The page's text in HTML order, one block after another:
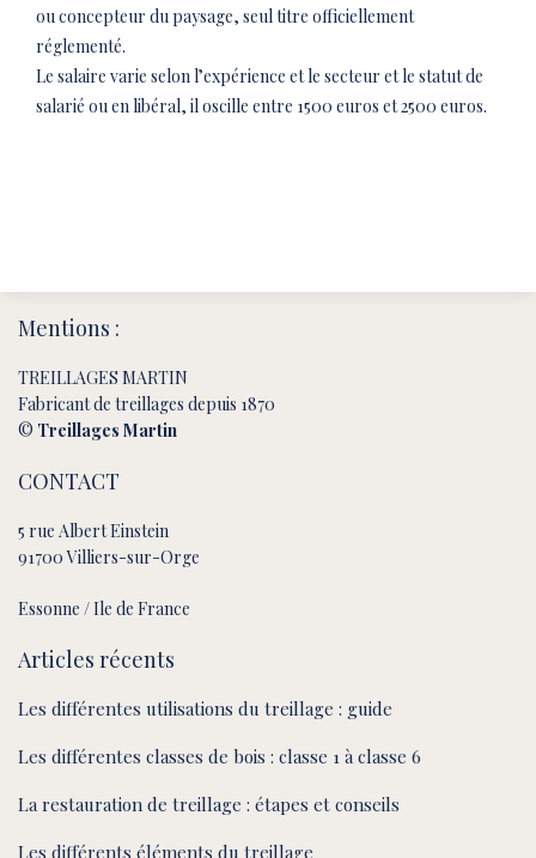
ou concepteur du paysage, seul titre officiellement
réglementé.
Le salaire varie selon l’expérience et le secteur et le statut de
salarié ou en libéral, il oscille entre 1500 euros et 2500 euros.
Mentions :
TREILLAGES MARTIN
Fabricant de treillages depuis 1870
© Treillages Martin
CONTACT
5 rue Albert Einstein
91700 Villiers-sur-Orge
Essonne / Ile de France
Articles récents
Les différentes utilisations du treillage : guide
Les différentes classes de bois : classe 1 à classe 6
La restauration de treillage : étapes et conseils
Les différents éléments du treillage